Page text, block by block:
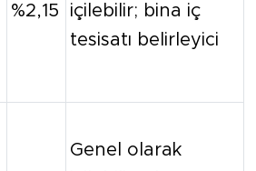
%2,15
içilebilir; bina iç
tesisatı belirleyici
Genel olarak